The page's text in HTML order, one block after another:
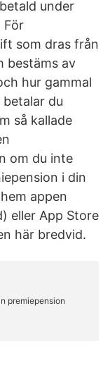
under
För
som dras från
bestäms av
hur gammal
du
så kallade
om du inte
i din
appen
eller App Store
här bredvid.